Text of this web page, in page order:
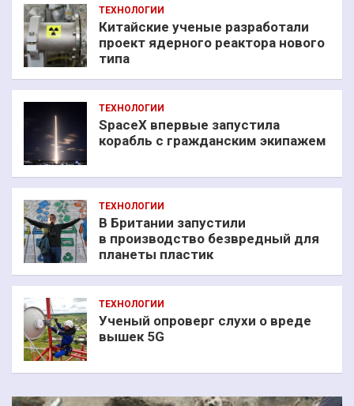
ТЕХНОЛОГИИ
Китайские ученые разработали
проект ядерного реактора нового
типа
ТЕХНОЛОГИИ
SpaceX впервые запустила
корабль с гражданским экипажем
ТЕХНОЛОГИИ
В Британии запустили
в производство безвредный для
планеты пластик
ТЕХНОЛОГИИ
Ученый опроверг слухи о вреде
вышек 5G